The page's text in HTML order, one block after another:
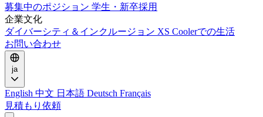
募集中のポジション 学生・新卒採用
企業文化
ダイバーシティ＆インクルージョン XS Coolerでの生活
お問い合わせ
ja
English 中文 日本語 Deutsch Français
見積もり依頼